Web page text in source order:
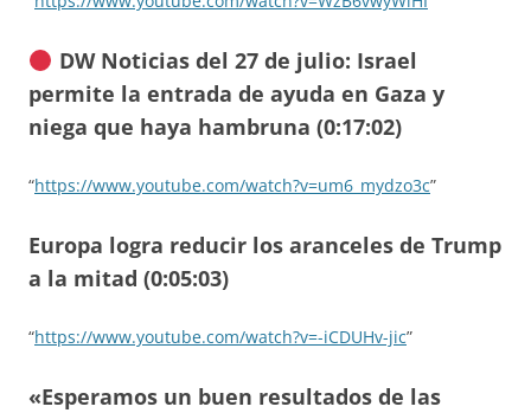
DW Noticias del 27 de julio: Israel
permite la entrada de ayuda en Gaza y
niega que haya hambruna (0:17:02)
“https://www.youtube.com/watch?v=um6_mydzo3c”
Europa logra reducir los aranceles de Trump
a la mitad (0:05:03)
“https://www.youtube.com/watch?v=-iCDUHv-jic”
«Esperamos un buen resultados de las